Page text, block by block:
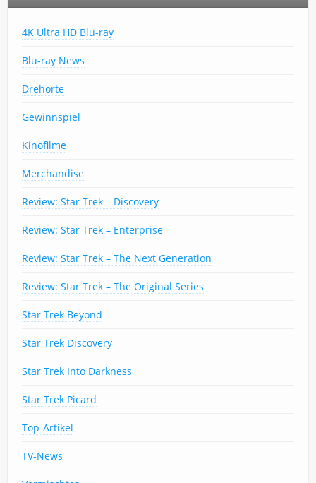
4K Ultra HD Blu-ray
Blu-ray News
Drehorte
Gewinnspiel
Kinofilme
Merchandise
Review: Star Trek – Discovery
Review: Star Trek – Enterprise
Review: Star Trek – The Next Generation
Review: Star Trek – The Original Series
Star Trek Beyond
Star Trek Discovery
Star Trek Into Darkness
Star Trek Picard
Top-Artikel
TV-News